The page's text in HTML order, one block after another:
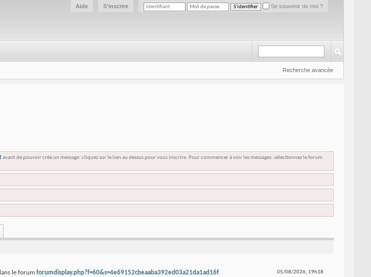
Se souvenir de moi ?
S'inscrire
Aide
Recherche avancée
avant de pouvoir crée un message: cliquez sur le lien au dessus pour vous inscrire. Pour commencer à voir les messages, sélectionnez le forum
05/08/2026, 19h18
le forum forumdisplay.php?f=60&s=4e69152cbeaaba392ed03a21da1ad16f